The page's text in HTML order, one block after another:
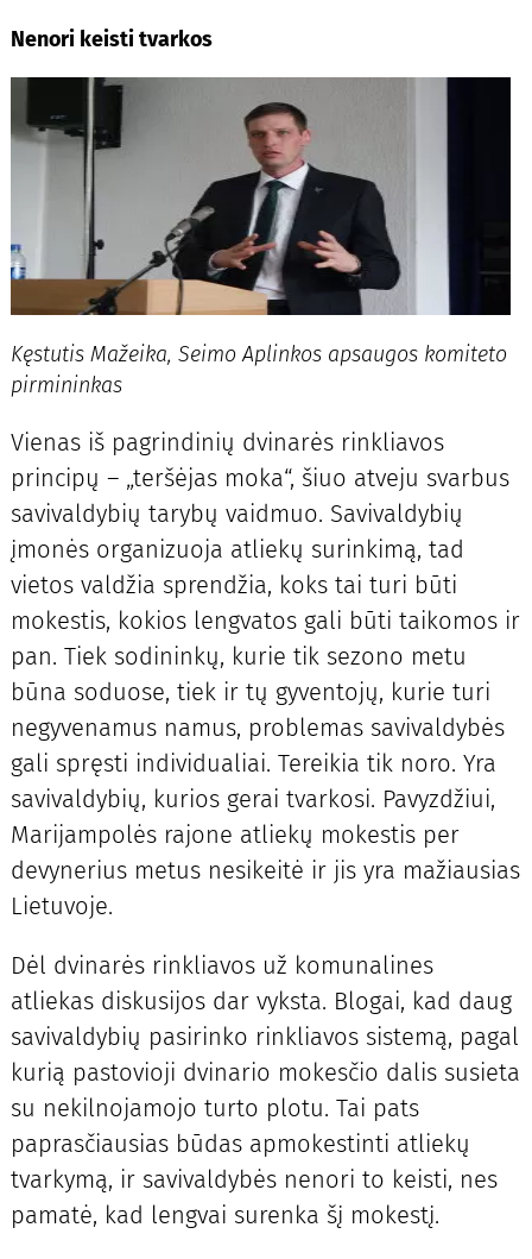
Nenori keisti tvarkos
Kęstutis Mažeika, Seimo Aplinkos apsaugos komiteto
pirmininkas
Vienas iš pagrindinių dvinarės rinkliavos
principų – „teršėjas moka“, šiuo atveju svarbus
savivaldybių tarybų vaidmuo. Savivaldybių
įmonės organizuoja atliekų surinkimą, tad
vietos valdžia sprendžia, koks tai turi būti
mokestis, kokios lengvatos gali būti taikomos ir
pan. Tiek sodininkų, kurie tik sezono metu
būna soduose, tiek ir tų gyventojų, kurie turi
negyvenamus namus, problemas savivaldybės
gali spręsti individualiai. Tereikia tik noro. Yra
savivaldybių, kurios gerai tvarkosi. Pavyzdžiui,
Marijampolės rajone atliekų mokestis per
devynerius metus nesikeitė ir jis yra mažiausias
Lietuvoje.
Dėl dvinarės rinkliavos už komunalines
atliekas diskusijos dar vyksta. Blogai, kad daug
savivaldybių pasirinko rinkliavos sistemą, pagal
kurią pastovioji dvinario mokesčio dalis susieta
su nekilnojamojo turto plotu. Tai pats
paprasčiausias būdas apmokestinti atliekų
tvarkymą, ir savivaldybės nenori to keisti, nes
pamatė, kad lengvai surenka šį mokestį.